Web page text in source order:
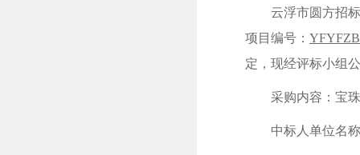
云浮市圆方招
项目编号：
定，现经评标小组
采购内容： 宝
中标人单位名